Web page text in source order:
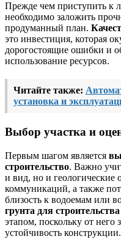
Прежде чем приступить к
необходимо заложить
продуманный план.
это инвестиция, которая
дорогостоящие ошибки и
использование ресурсов.
Читайте также:
установка и
Выбор участка и
Первым шагом является
строительство. Важно
и вид, но и геологические
коммуникаций, а также
близость к водоемам или
грунта для строительства
этапом, поскольку от него
устойчивость конструкции.